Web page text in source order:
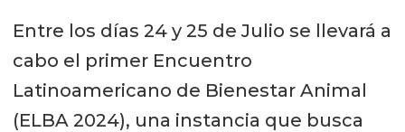
Entre los días 24 y 25 de Julio se llevará a
cabo el primer Encuentro
Latinoamericano de Bienestar Animal
(ELBA 2024), una instancia que busca